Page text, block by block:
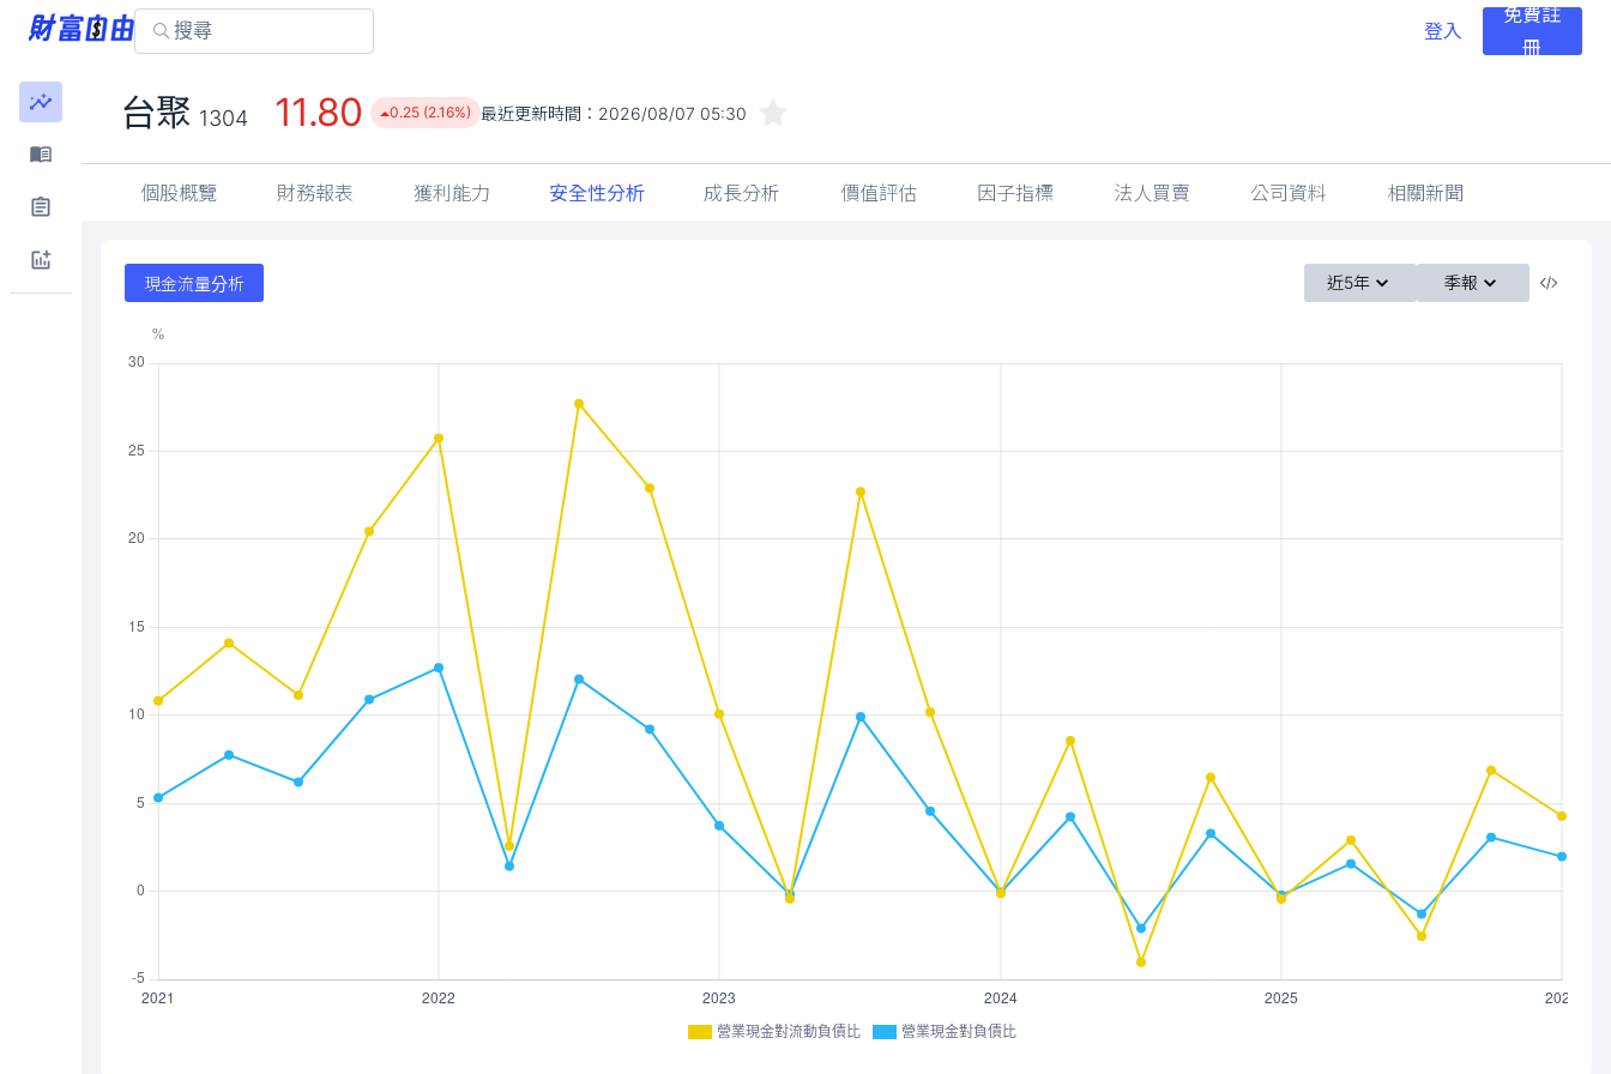
登入
免費註
冊
台聚 1304 11.80 0.25 (2.16%) 最近更新時間： 2026/08/07 05:30
個股概覽 財務報表 獲利能力 安全性分析 成長分析 價值評估 因子指標 法人買賣 公司資料 相關新聞
現金流量分析 近5年 季報
營業現金對流動負債比 營業現金對負債比